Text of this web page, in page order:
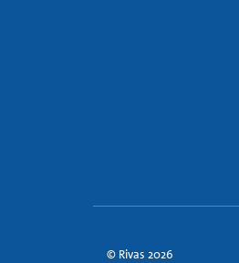
© Rivas 2026